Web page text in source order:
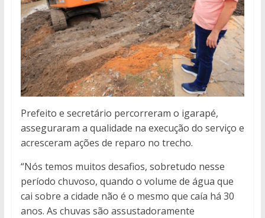
Prefeito e secretário percorreram o igarapé,
asseguraram a qualidade na execução do serviço e
acresceram ações de reparo no trecho.
“Nós temos muitos desafios, sobretudo nesse
período chuvoso, quando o volume de água que
cai sobre a cidade não é o mesmo que caía há 30
anos. As chuvas são assustadoramente